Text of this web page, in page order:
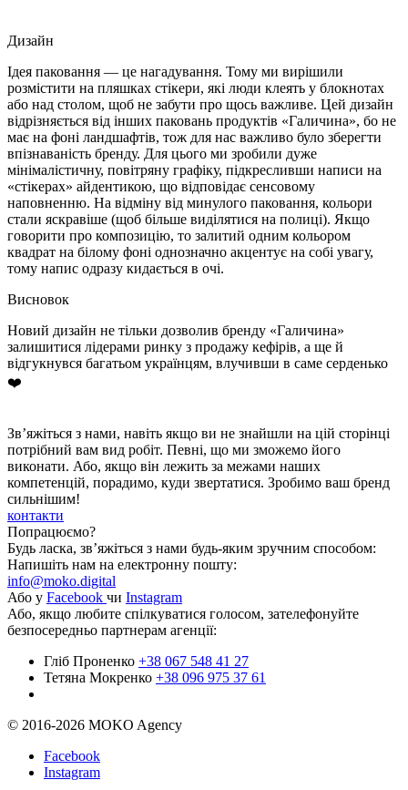
Дизайн
Ідея паковання — це нагадування. Тому ми вирішили
розмістити на пляшках стікери, які люди клеять у блокнотах
або над столом, щоб не забути про щось важливе. Цей дизайн
відрізняється від інших паковань продуктів «Галичина», бо не
має на фоні ландшафтів, тож для нас важливо було зберегти
впізнаваність бренду. Для цього ми зробили дуже
мінімалістичну, повітряну графіку, підкресливши написи на
«стікерах» айдентикою, що відповідає сенсовому
наповненню. На відміну від минулого паковання, кольори
стали яскравіше (щоб більше виділятися на полиці). Якщо
говорити про композицію, то залитий одним кольором
квадрат на білому фоні однозначно акцентує на собі увагу,
тому напис одразу кидається в очі.
Висновок
Новий дизайн не тільки дозволив бренду «Галичина»
залишитися лідерами ринку з продажу кефірів, а ще й
відгукнувся багатьом українцям, влучивши в саме серденько
❤️
Зв’яжіться з нами, навіть якщо ви не знайшли на цій сторінці
потрібний вам вид робіт. Певні, що ми зможемо його
виконати. Або, якщо він лежить за межами наших
компетенцій, порадимо, куди звертатися. Зробимо ваш бренд
сильнішим!
контакти
Попрацюємо?
Будь ласка, зв’яжіться з нами будь-яким зручним способом:
Напишіть нам на електронну пошту:
info@moko.digital
Або у Facebook чи Instagram
Або, якщо любите спілкуватися голосом, зателефонуйте
безпосередньо партнерам агенції:
Гліб Проненко +38 067 548 41 27
Тетяна Мокренко +38 096 975 37 61
© 2016-2026 MOKO Agency
Facebook
Instagram